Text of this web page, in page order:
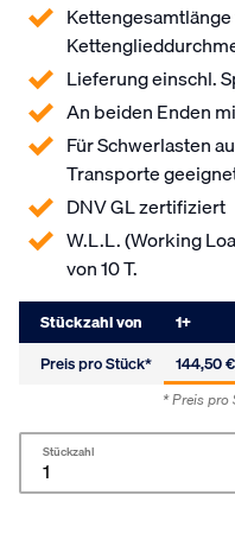
Lieferung einschl.
An beiden Enden
Für Schwerlasten
Transporte
DNV GL zertifiziert
W.L.L. (Working
von 10 T.
Stückzahl von 1+
Preis pro Stück*
144,50 €
* Preis pro
Stückzahl